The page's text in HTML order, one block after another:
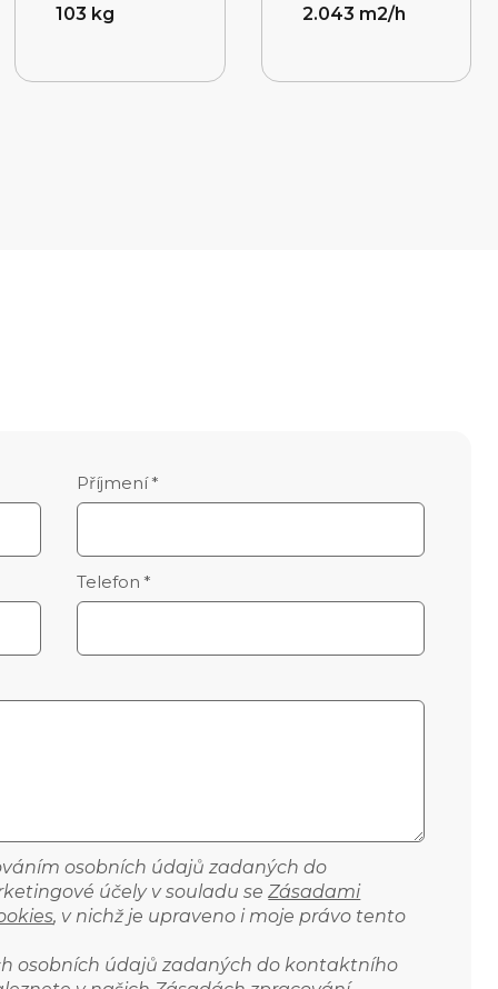
103 kg
2.043 m2/h
Příjmení *
Telefon *
osobních údajů zadaných do
účely v souladu seZásadami
, v nichž je upraveno i moje právo tento
osobních údajů zadaných do kontaktního